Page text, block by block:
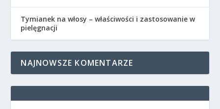
Tymianek na włosy – właściwości i zastosowanie w
pielęgnacji
NAJNOWSZE KOMENTARZE